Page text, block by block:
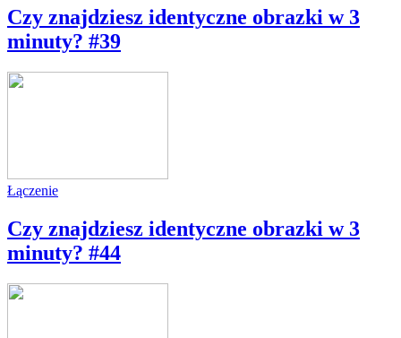
Czy znajdziesz identyczne obrazki w 3
minuty? #39
Łączenie
Czy znajdziesz identyczne obrazki w 3
minuty? #44